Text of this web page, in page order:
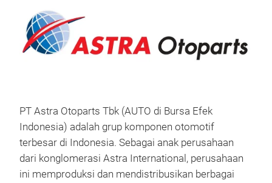
PT Astra Otoparts Tbk (AUTO di Bursa Efek
Indonesia) adalah grup komponen otomotif
terbesar di Indonesia. Sebagai anak perusahaan
dari konglomerasi Astra International, perusahaan
ini memproduksi dan mendistribusikan berbagai